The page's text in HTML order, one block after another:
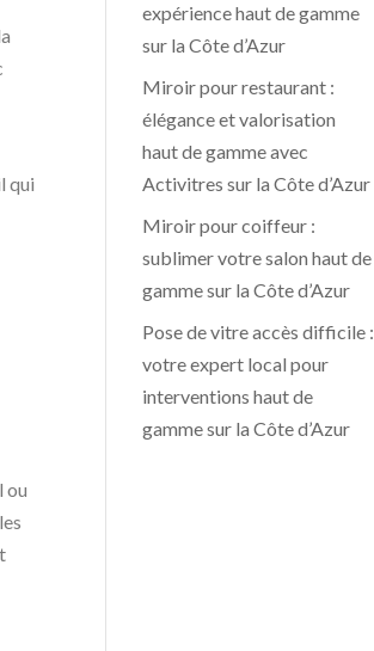
qui
ou
expérience haut de gamme
sur la Côte d’Azur
Miroir pour restaurant :
élégance et valorisation
haut de gamme avec
Activitres sur la Côte d’Azur
Miroir pour coiffeur :
sublimer votre salon haut de
gamme sur la Côte d’Azur
Pose de vitre accès difficile :
votre expert local pour
interventions haut de
gamme sur la Côte d’Azur